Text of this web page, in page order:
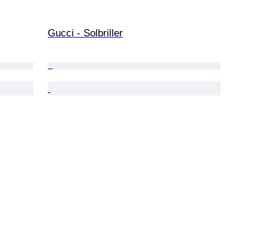
Gucci - Solbriller